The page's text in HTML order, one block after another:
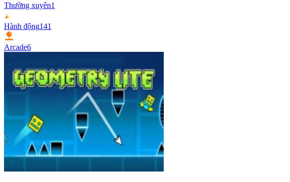
Thường xuyên1
Hành động141
Arcade6